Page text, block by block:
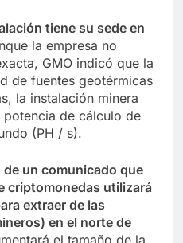
tiene su sede en
la empresa no
GMO indicó que la
de fuentes geotérmicas
la instalación minera
de cálculo de
(PH / s).
un comunicado que
criptomonedas utilizará
extraer de las
en el norte de
el tamaño de la